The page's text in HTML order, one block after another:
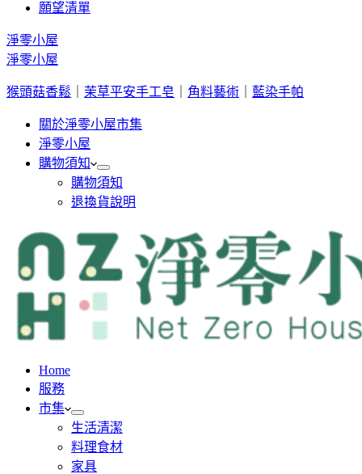
願望清單
淨零小屋
淨零小屋
猴頭菇香鬆 茉草平安手工皂 角料藝術 藍染手帕
關於淨零小屋市集
淨零小屋
購物須知
購物須知
退換貨說明
Home
服務
市集
生活清潔
料理食材
家具